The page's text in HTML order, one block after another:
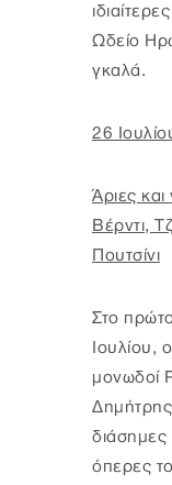
Ωδείο
γκαλά.
26
Άριες
Βέρντι,
Πουτσίνι
Στο
Ιουλίου,
μονωδοί
διάσημες
όπερες